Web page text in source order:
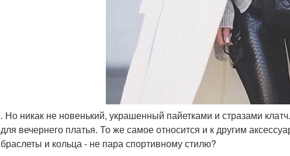
. Но никак не новенький, украшенный пайетками и стразами
для вечернего платья. То же самое относится и к другим
браслеты и кольца - не пара спортивному стилю?